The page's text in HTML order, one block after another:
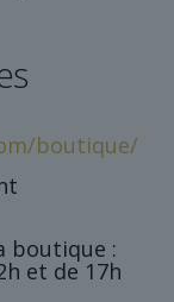
boutique/
boutique :
et de 17h